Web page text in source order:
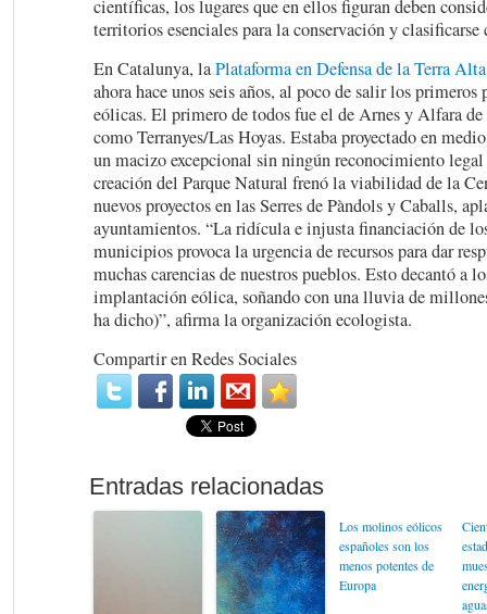
científicas, los lugares que en ellos figuran deben
territorios esenciales para la conservación y clasificarse
En Catalunya, laPlataforma en Defensa de la Terra Alta
ahora hace unos seis años, al poco de salir los primeros
eólicas. El primero de todos fue el de Arnes y Alfara
como Terranyes/Las Hoyas. Estaba proyectado en
un macizo excepcional sin ningún reconocimiento
creación del Parque Natural frenó la viabilidad de la
nuevos proyectos en las Serres de Pàndols y Caballs,
ayuntamientos. “La ridícula e injusta financiación de
municipios provoca la urgencia de recursos para dar
muchas carencias de nuestros pueblos. Esto decantó a
implantación eólica, soñando con una lluvia de
ha dicho)”, afirma la organización ecologista.
Compartir en Redes Sociales
Los molinos eólicos
españoles son los
menos potentes de
Europa